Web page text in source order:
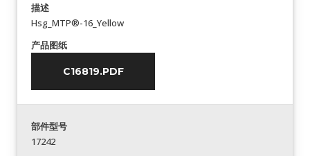
描述
Hsg_MTP®-16_Yellow
产品图纸
C16819.PDF
部件型号
17242